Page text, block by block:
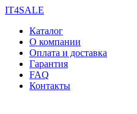
IT4SALE
Каталог
О компании
Оплата и доставка
Гарантия
FAQ
Контакты